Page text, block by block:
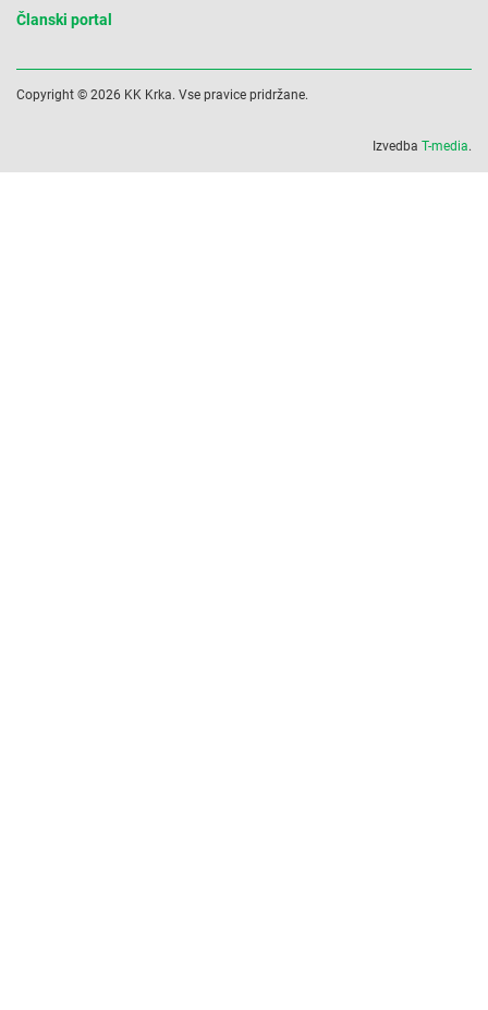
Članski portal
Copyright © 2026 KK Krka. Vse pravice pridržane.
Izvedba T-media.